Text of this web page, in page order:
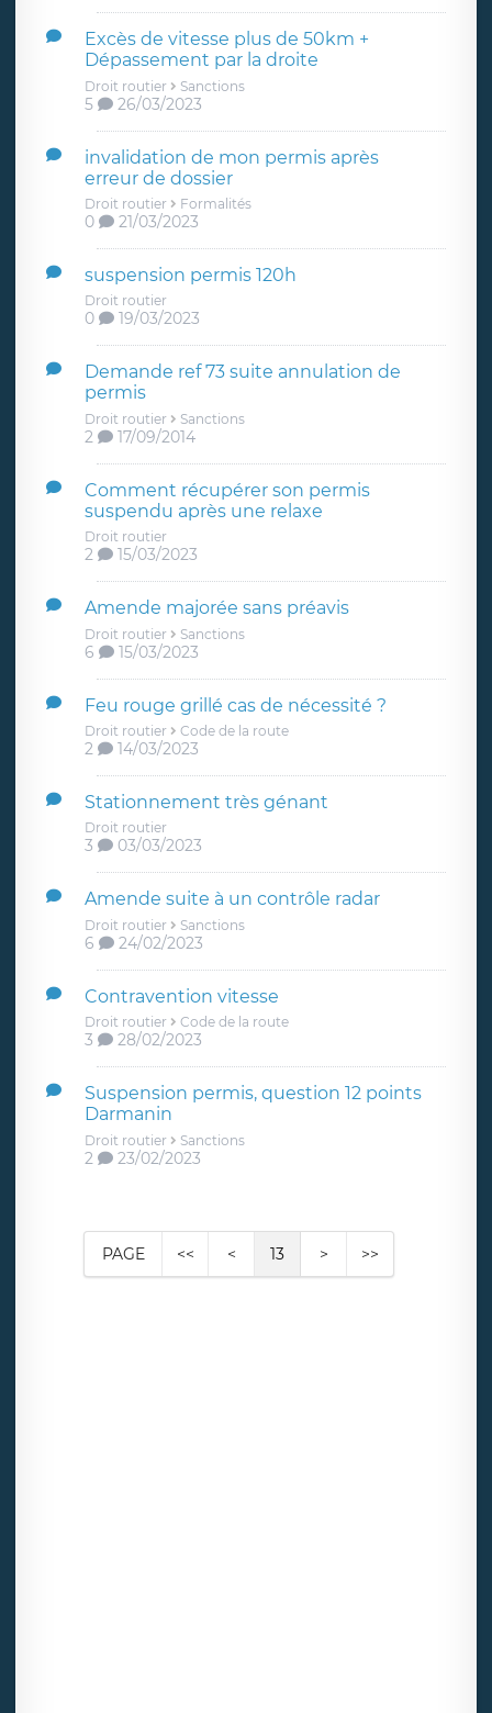
Excès de vitesse plus de 50km +
Dépassement par la droite
Droit routier Sanctions
5 26/03/2023
invalidation de mon permis après
erreur de dossier
Droit routier Formalités
0 21/03/2023
suspension permis 120h
Droit routier
0 19/03/2023
Demande ref 73 suite annulation de
permis
Droit routier Sanctions
2 17/09/2014
Comment récupérer son permis
suspendu après une relaxe
Droit routier
2 15/03/2023
Amende majorée sans préavis
Droit routier Sanctions
6 15/03/2023
Feu rouge grillé cas de nécessité ?
Droit routier Code de la route
2 14/03/2023
Stationnement très génant
Droit routier
3 03/03/2023
Amende suite à un contrôle radar
Droit routier Sanctions
6 24/02/2023
Contravention vitesse
Droit routier Code de la route
3 28/02/2023
Suspension permis, question 12 points
Darmanin
Droit routier Sanctions
2 23/02/2023
PAGE << < 13 > >>